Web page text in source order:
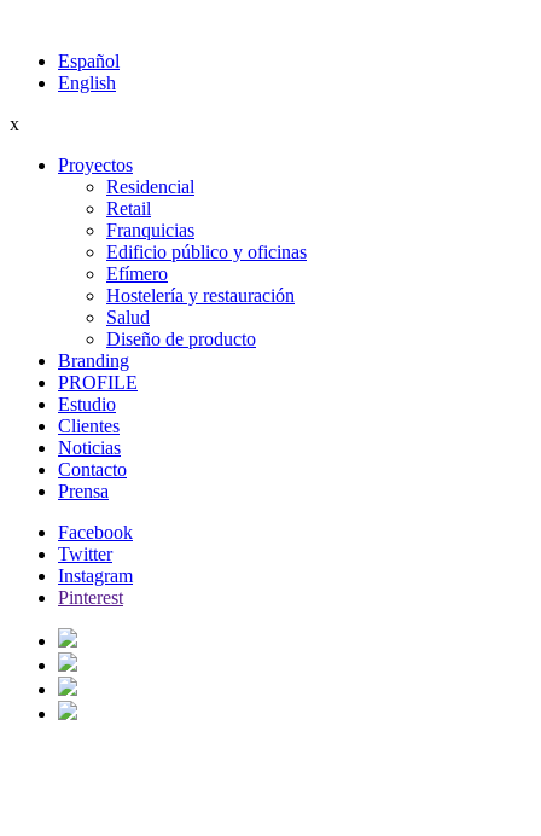
Español
English
x
Proyectos
Residencial
Retail
Franquicias
Edificio público y oficinas
Efímero
Hostelería y restauración
Salud
Diseño de producto
Branding
PROFILE
Estudio
Clientes
Noticias
Contacto
Prensa
Facebook
Twitter
Instagram
Pinterest